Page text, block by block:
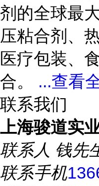
剂的全球最
压粘合剂、
医疗包装、
合。 ...查看
联系我们
上海骏道实
联系人 钱先
联系手机